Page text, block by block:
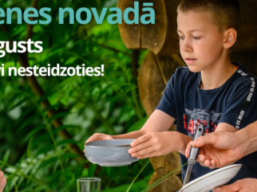
reģistrē dzimtsarakstu nodaļā noteiktā
pieaicināt vienu vai divus pilngadīgus
personu lūguma dzimtsarakstu nodaļas
vēlas noslēgt laulību, nodrošina laulības
laulības reģistrācijas tiek izsniegta laulības